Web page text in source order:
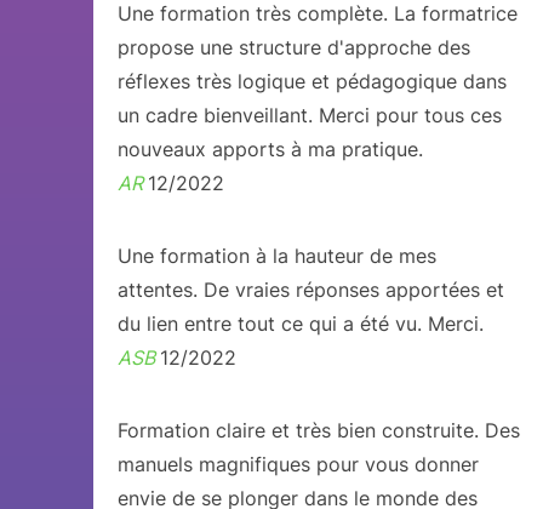
Une formation très complète. La formatrice
propose une structure d'approche des
réflexes très logique et pédagogique dans
un cadre bienveillant. Merci pour tous ces
nouveaux apports à ma pratique.
AR12/2022
Une formation à la hauteur de mes
attentes. De vraies réponses apportées et
du lien entre tout ce qui a été vu. Merci.
ASB12/2022
Formation claire et très bien construite. Des
manuels magnifiques pour vous donner
envie de se plonger dans le monde des